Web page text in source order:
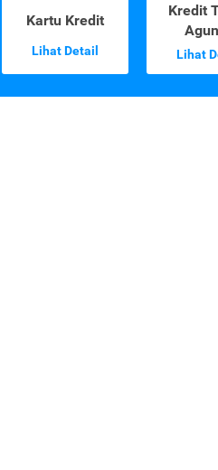
Kartu Kredit
Lihat Detail
Kredit
Lihat